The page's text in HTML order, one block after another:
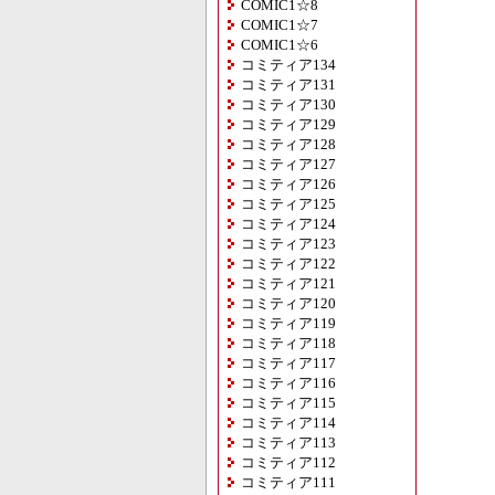
COMIC1☆8
COMIC1☆7
COMIC1☆6
コミティア134
コミティア131
コミティア130
コミティア129
コミティア128
コミティア127
コミティア126
コミティア125
コミティア124
コミティア123
コミティア122
コミティア121
コミティア120
コミティア119
コミティア118
コミティア117
コミティア116
コミティア115
コミティア114
コミティア113
コミティア112
コミティア111